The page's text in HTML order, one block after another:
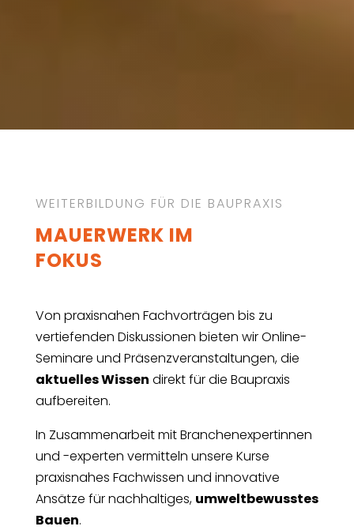
WEITERBILDUNG FÜR DIE BAUPRAXIS
MAUERWERK IM
FOKUS
Von praxisnahen Fachvorträgen bis zu
vertiefenden Diskussionen bieten wir Online-
Seminare und Präsenzveranstaltungen, die
aktuelles Wissen direkt für die Baupraxis
aufbereiten.
In Zusammenarbeit mit Branchenexpertinnen
und -experten vermitteln unsere Kurse
praxisnahes Fachwissen und innovative
Ansätze für nachhaltiges, umweltbewusstes
Bauen.